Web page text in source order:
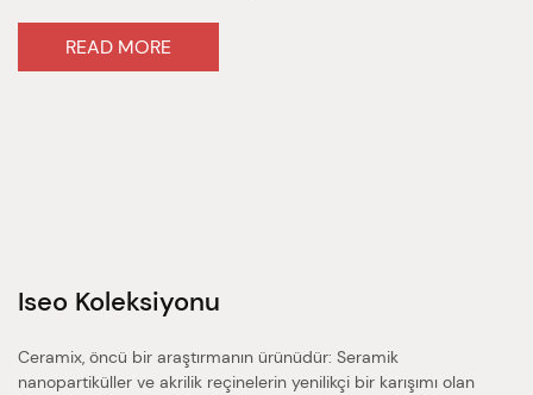
READ MORE
Iseo Koleksiyonu
Ceramix, öncü bir araştırmanın ürünüdür: Seramik
nanopartiküller ve akrilik reçinelerin yenilikçi bir karışımı olan